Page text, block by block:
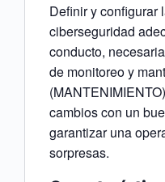
Definir y configurar
ciberseguridad
conducto,
de monitoreo y
cambios con un
garantizar una
sorpresas.